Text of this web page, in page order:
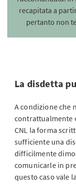
recapitata a
pertanto non
La disdetta
A condizione che
contrattualmente
CNL la forma
sufficiente una
difficilmente
comunicarle in
questo caso vale